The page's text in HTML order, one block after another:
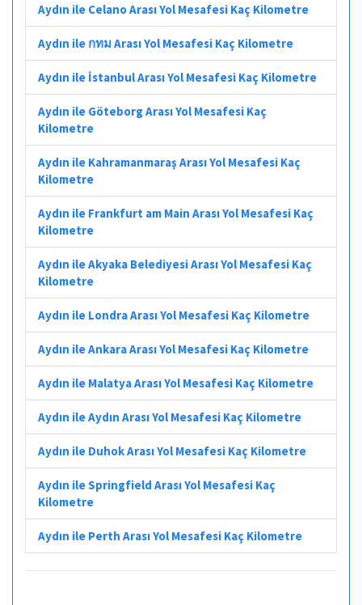
Aydın ile Celano Arası Yol Mesafesi Kaç Kilometre
Aydın ile กทม Arası Yol Mesafesi Kaç Kilometre
Aydın ile İstanbul Arası Yol Mesafesi Kaç Kilometre
Aydın ile Göteborg Arası Yol Mesafesi Kaç
Kilometre
Aydın ile Kahramanmaraş Arası Yol Mesafesi Kaç
Kilometre
Aydın ile Frankfurt am Main Arası Yol Mesafesi Kaç
Kilometre
Aydın ile Akyaka Belediyesi Arası Yol Mesafesi Kaç
Kilometre
Aydın ile Londra Arası Yol Mesafesi Kaç Kilometre
Aydın ile Ankara Arası Yol Mesafesi Kaç Kilometre
Aydın ile Malatya Arası Yol Mesafesi Kaç Kilometre
Aydın ile Aydın Arası Yol Mesafesi Kaç Kilometre
Aydın ile Duhok Arası Yol Mesafesi Kaç Kilometre
Aydın ile Springfield Arası Yol Mesafesi Kaç
Kilometre
Aydın ile Perth Arası Yol Mesafesi Kaç Kilometre